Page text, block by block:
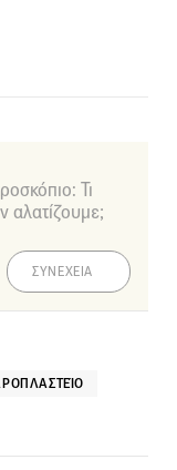
Τι
αλατίζουμε;
ΣΥΝΕΧΕΙΑ